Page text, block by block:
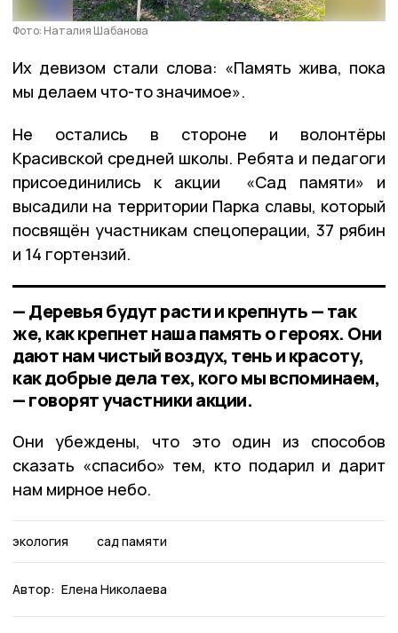
Фото: Наталия Шабанова
Их девизом стали слова: «Память жива, пока
мы делаем что-то значимое».
Не остались в стороне и волонтёры
Красивской средней школы. Ребята и педагоги
присоединились к акции «Сад памяти» и
высадили на территории Парка славы, который
посвящён участникам спецоперации, 37 рябин
и 14 гортензий.
— Деревья будут расти и крепнуть — так
же, как крепнет наша память о героях. Они
дают нам чистый воздух, тень и красоту,
как добрые дела тех, кого мы вспоминаем,
— говорят участники акции.
Они убеждены, что это один из способов
сказать «спасибо» тем, кто подарил и дарит
нам мирное небо.
экология сад памяти
Автор: Елена Николаева